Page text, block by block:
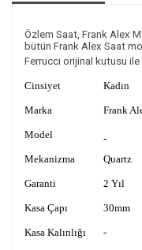
Özlem Saat, Frank Alex
bütün Frank Alex Saat
Ferrucci orijinal kutusu
Cinsiyet Kadın
Marka Frank
Model -
Mekanizma Quartz
Garanti 2 Yıl
Kasa Çapı 30mm
Kasa Kalınlığı -